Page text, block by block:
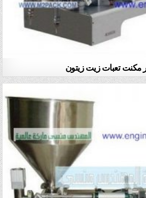
مكنت تعبات زيت زيتون